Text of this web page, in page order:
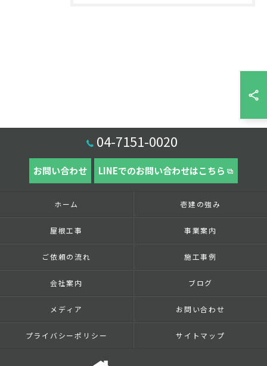
04-7151-0020
お問い合わせ LINEでのお問い合わせはこちら
ホーム 壱建の強み
屋根工事 事業案内
ご依頼の流れ 施工事例
会社案内 ブログ
メディア お問い合わせ
プライバシーポリシー サイトマップ